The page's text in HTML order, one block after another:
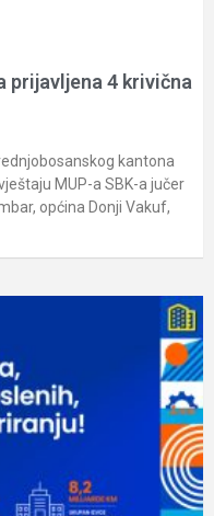
prijavljena 4 krivična
kantona
MUP-a SBK-a jučer
općina Donji Vakuf,